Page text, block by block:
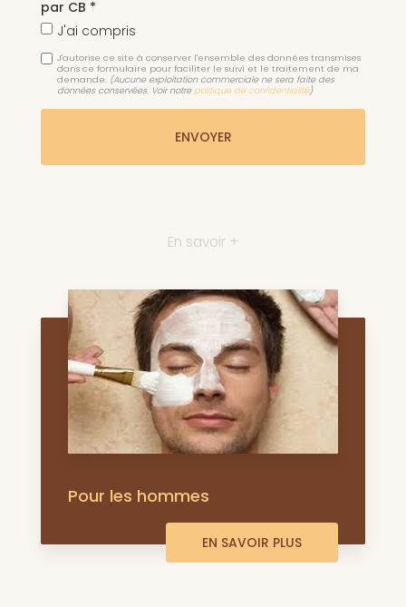
par CB *
J'ai compris
J'autorise ce site à conserver l'ensemble des données transmises
dans ce formulaire pour faciliter le suivi et le traitement de ma
demande. (Aucune exploitation commerciale ne sera faite des
données conservées. Voir notre politique de confidentialité)
En savoir +
Pour les hommes
EN SAVOIR PLUS